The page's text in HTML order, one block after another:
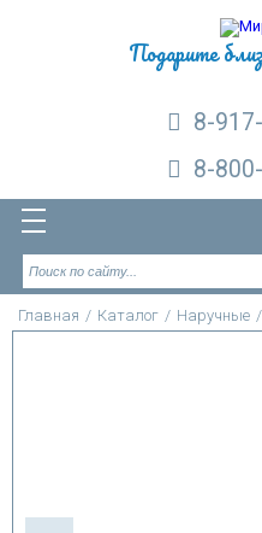
Подарите
8-
8-
Главная / Каталог / Наручные /